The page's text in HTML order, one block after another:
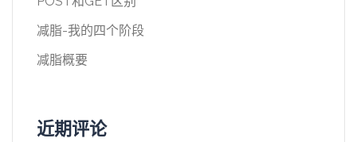
减脂-我的四个阶段
减脂概要
近期评论